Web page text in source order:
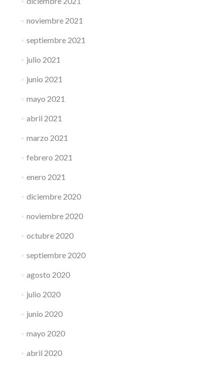
noviembre 2021
septiembre 2021
julio 2021
junio 2021
mayo 2021
abril 2021
marzo 2021
febrero 2021
enero 2021
diciembre 2020
noviembre 2020
octubre 2020
septiembre 2020
agosto 2020
julio 2020
junio 2020
mayo 2020
abril 2020